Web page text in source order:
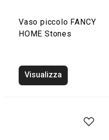
Vaso piccolo FANCY
HOME Stones
Visualizza